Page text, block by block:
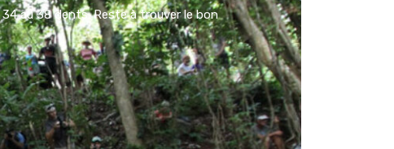
au 38 dents. Reste à trouver le bon